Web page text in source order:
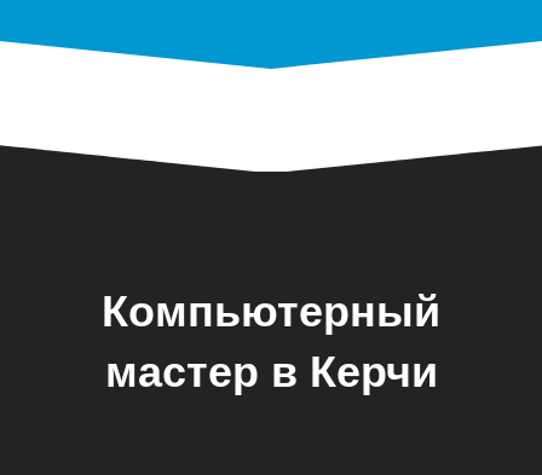
Компьютерный
мастер в Керчи